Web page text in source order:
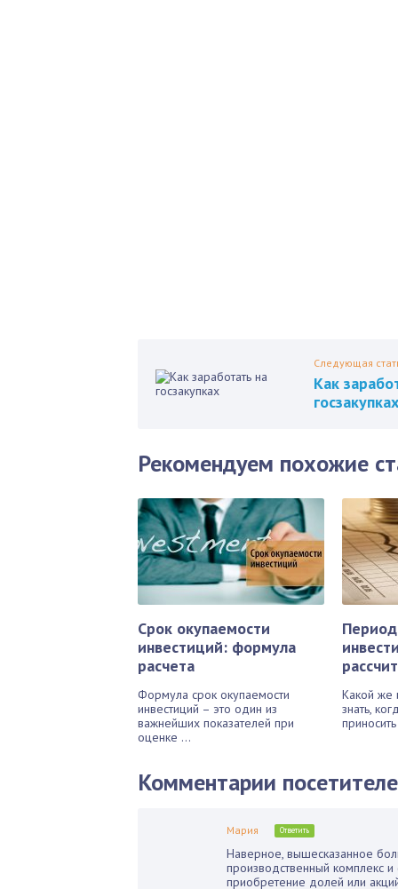
Следующая
Как
госзакупках
Рекомендуем похожие
Срок окупаемости
инвестиций: формула
расчета
Формула срок окупаемости
инвестиций – это один из
важнейших показателей при
оценке ...
Какой же
знать,
Комментарии
Мария Ответить
Наверное, вышесказанное
производственный комплекс
приобретение долей или